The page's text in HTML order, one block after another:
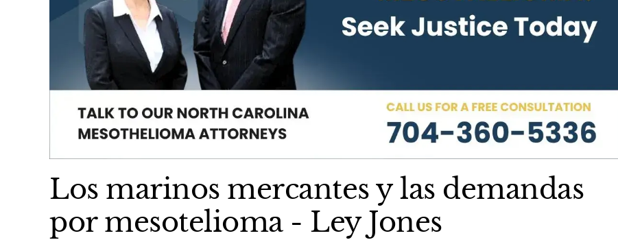
Los marinos mercantes y las demandas
por mesotelioma - Ley Jones